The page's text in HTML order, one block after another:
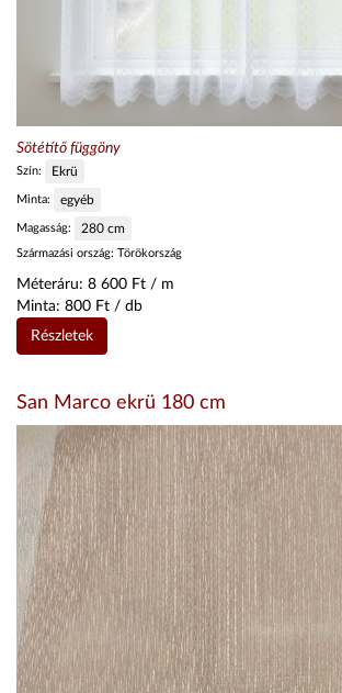
Sötétítő függöny
Szín: Ekrü
Minta: egyéb
Magasság: 280 cm
Származási ország: Törökország
Méteráru: 8 600 Ft / m
Minta: 800 Ft / db
Részletek
San Marco ekrü 180 cm